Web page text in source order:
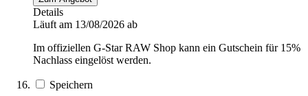
Details
Läuft am 13/08/2026 ab
Im offiziellen G-Star RAW Shop kann ein Gutschein für 15%
Nachlass eingelöst werden.
Speichern